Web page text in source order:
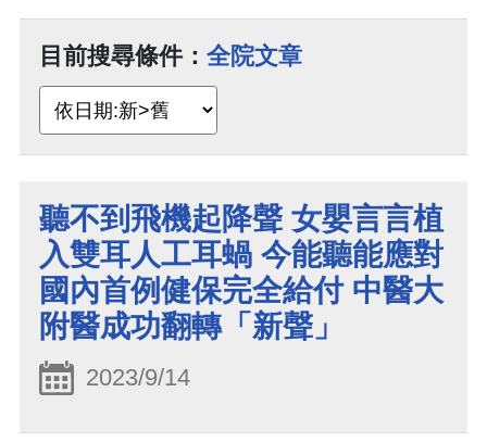
目前搜尋條件： 全院文章
聽不到飛機起降聲 女嬰言言植
入雙耳人工耳蝸 今能聽能應對
國內首例健保完全給付 中醫大
附醫成功翻轉「新聲」
2023/9/14